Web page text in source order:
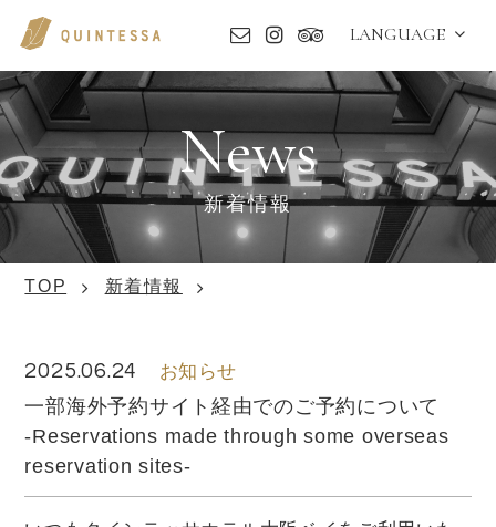
LANGUAGE
News
新着情報
TOP 新着情報
2025.06.24 お知らせ
一部海外予約サイト経由でのご予約について
‐Reservations made through some overseas
reservation sites‐